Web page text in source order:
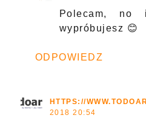
Polecam,
wypróbujesz 😊
ODPOWIEDZ
HTTPS://
2018 20:54